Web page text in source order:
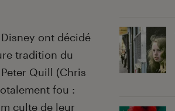
ont décidé
tradition du
Quill (Chris
fou :
culte de leur